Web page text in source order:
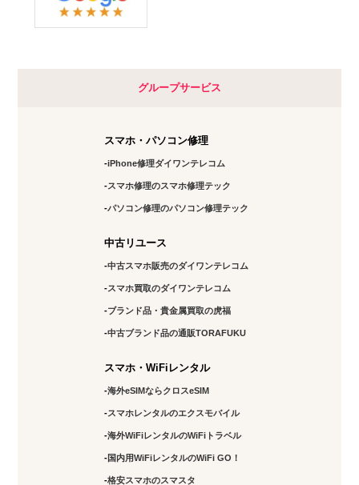
グループサービス
スマホ・パソコン修理
iPhone修理ダイワンテレコム
スマホ修理のスマホ修理テック
パソコン修理のパソコン修理テック
中古リユース
中古スマホ販売のダイワンテレコム
スマホ買取のダイワンテレコム
ブランド品・貴金属買取の虎福
中古ブランド品の通販TORAFUKU
スマホ・WiFiレンタル
海外eSIMならクロスeSIM
スマホレンタルのエクスモバイル
海外WiFiレンタルのWiFiトラベル
国内用WiFiレンタルのWiFi GO！
格安スマホのスマスタ